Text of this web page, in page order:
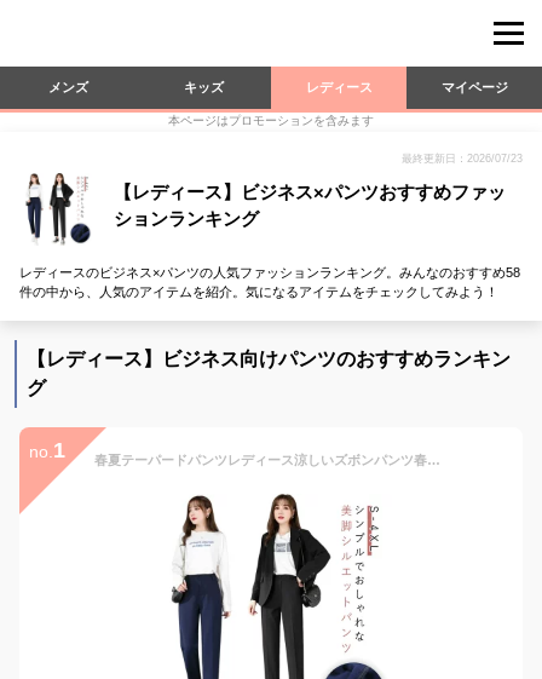
メンズ キッズ レディース マイページ
本ページはプロモーションを含みます
最終更新日：2026/07/23
【レディース】ビジネス×パンツおすすめファッ
ションランキング
レディースのビジネス×パンツの人気ファッションランキング。みんなのおすすめ58
件の中から、人気のアイテムを紹介。気になるアイテムをチェックしてみよう！
【レディース】ビジネス向けパンツのおすすめランキン
グ
no. 1 春夏テーパードパンツレディース涼しいズボンパンツ春夏用紫外線カット事務服ボトムスズボンロングパンツウエストゴム春夏通勤仕事おしゃれオフィスストレッチ体型カバー洗える大きいサイズ黒